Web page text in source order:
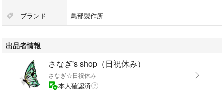
サイズ:全長203mm
素材:刃部本体：ステンレス刃物鋼、柄部・鋲:SUS303
ヘアライン仕上げ
ブランド 鳥部製作所
出品者情報
さなぎ's shop（日祝休み）
さなぎ☆日祝休み
本人確認済